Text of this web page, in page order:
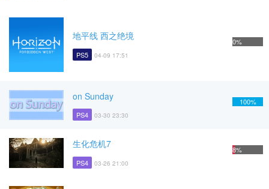
地平线 西之绝境
PS5 04-09 17:51
0%
on Sunday
PS4 03-30 23:30
100%
生化危机7
PS4 03-26 21:00
8%